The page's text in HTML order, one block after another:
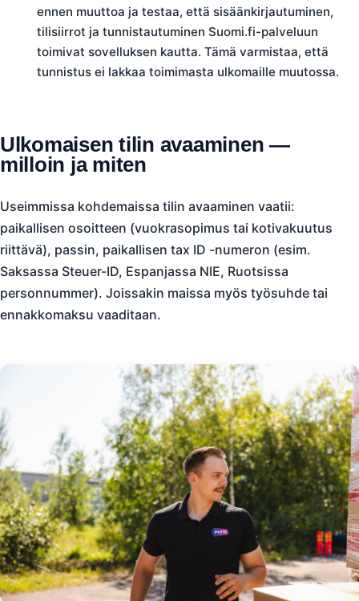
ennen muuttoa ja testaa, että sisäänkirjautuminen,
tilisiirrot ja tunnistautuminen Suomi.fi-palveluun
toimivat sovelluksen kautta. Tämä varmistaa, että
tunnistus ei lakkaa toimimasta ulkomaille muutossa.
Ulkomaisen tilin avaaminen —
milloin ja miten
Useimmissa kohdemaissa tilin avaaminen vaatii:
paikallisen osoitteen (vuokrasopimus tai kotivakuutus
riittävä), passin, paikallisen tax ID -numeron (esim.
Saksassa Steuer-ID, Espanjassa NIE, Ruotsissa
personnummer). Joissakin maissa myös työsuhde tai
ennakkomaksu vaaditaan.